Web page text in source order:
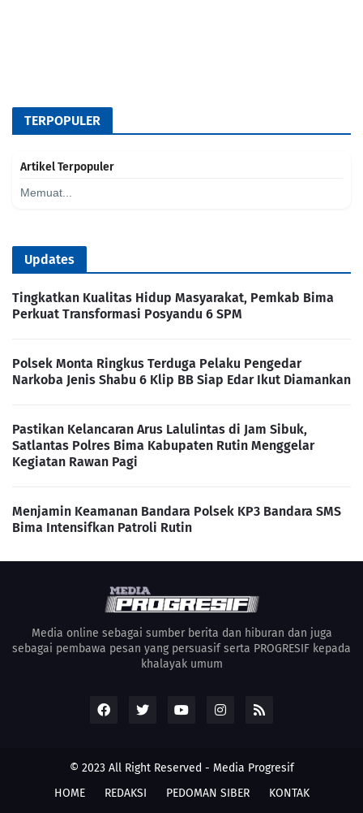
TERPOPULER
Artikel Terpopuler
Memuat...
Updates
Tingkatkan Kualitas Hidup Masyarakat, Pemkab Bima
Perkuat Transformasi Posyandu 6 SPM
Polsek Monta Ringkus Terduga Pelaku Pengedar
Narkoba Jenis Shabu 6 Klip BB Siap Edar Ikut Diamankan
Pastikan Kelancaran Arus Lalulintas di Jam Sibuk,
Satlantas Polres Bima Kabupaten Rutin Menggelar
Kegiatan Rawan Pagi
Menjamin Keamanan Bandara Polsek KP3 Bandara SMS
Bima Intensifkan Patroli Rutin
Media online sebagai sumber berita dan hiburan dan juga
sebagai pembawa pesan yang persuasif serta PROGRESIF kepada
khalayak umum
© 2023 All Right Reserved - Media Progresif
HOME
REDAKSI PEDOMAN SIBER KONTAK